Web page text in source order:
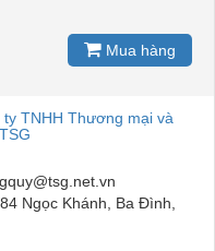
Mua hàng
ty TNHH Thương mại và
Ngọc Khánh, Ba Đình,